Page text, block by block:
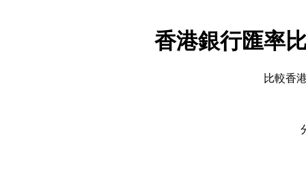
香港銀行匯率
比較香